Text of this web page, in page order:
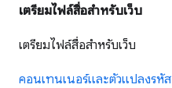
เตรียมไฟล์สื่อสำหรับเว็บ
เตรียมไฟล์สื่อสำหรับเว็บ
คอนเทนเนอร์และตัวแปลงรหัส